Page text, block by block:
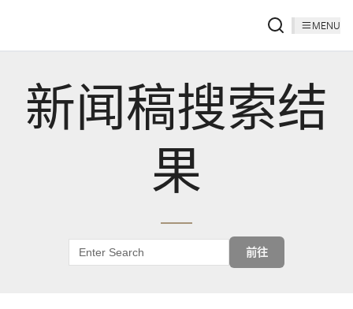
MENU
新闻稿搜索结
果
前往